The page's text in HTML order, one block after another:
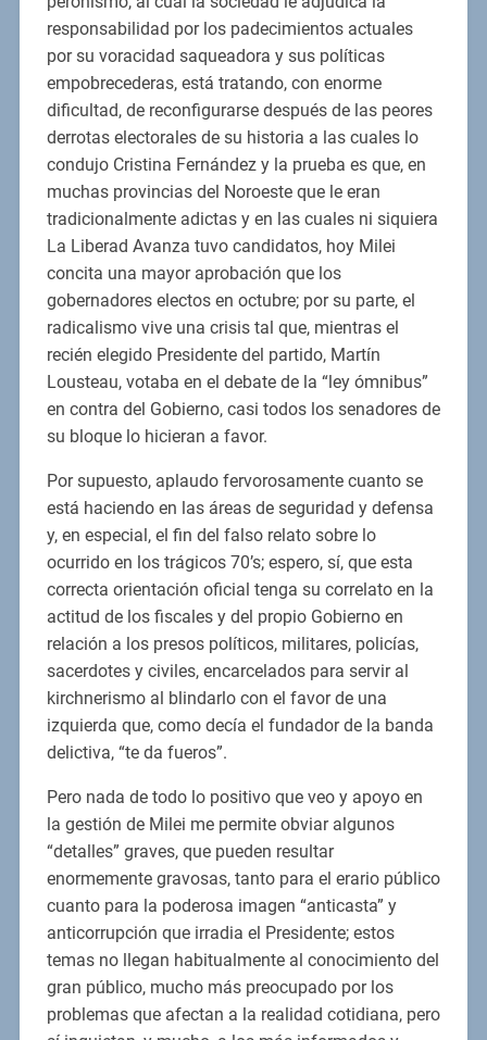
responsabilidad por los padecimientos actuales
por su voracidad saqueadora y sus políticas
empobrecederas, está tratando, con enorme
dificultad, de reconfigurarse después de las peores
derrotas electorales de su historia a las cuales lo
condujo Cristina Fernández y la prueba es que, en
muchas provincias del Noroeste que le eran
tradicionalmente adictas y en las cuales ni siquiera
La Liberad Avanza tuvo candidatos, hoy Milei
concita una mayor aprobación que los
gobernadores electos en octubre; por su parte, el
radicalismo vive una crisis tal que, mientras el
recién elegido Presidente del partido, Martín
Lousteau, votaba en el debate de la “ley ómnibus”
en contra del Gobierno, casi todos los senadores de
su bloque lo hicieran a favor.
Por supuesto, aplaudo fervorosamente cuanto se
está haciendo en las áreas de seguridad y defensa
y, en especial, el fin del falso relato sobre lo
ocurrido en los trágicos 70’s; espero, sí, que esta
correcta orientación oficial tenga su correlato en la
actitud de los fiscales y del propio Gobierno en
relación a los presos políticos, militares, policías,
sacerdotes y civiles, encarcelados para servir al
kirchnerismo al blindarlo con el favor de una
izquierda que, como decía el fundador de la banda
delictiva, “te da fueros”.
Pero nada de todo lo positivo que veo y apoyo en
la gestión de Milei me permite obviar algunos
“detalles” graves, que pueden resultar
enormemente gravosas, tanto para el erario público
cuanto para la poderosa imagen “anticasta” y
anticorrupción que irradia el Presidente; estos
temas no llegan habitualmente al conocimiento del
gran público, mucho más preocupado por los
problemas que afectan a la realidad cotidiana, pero